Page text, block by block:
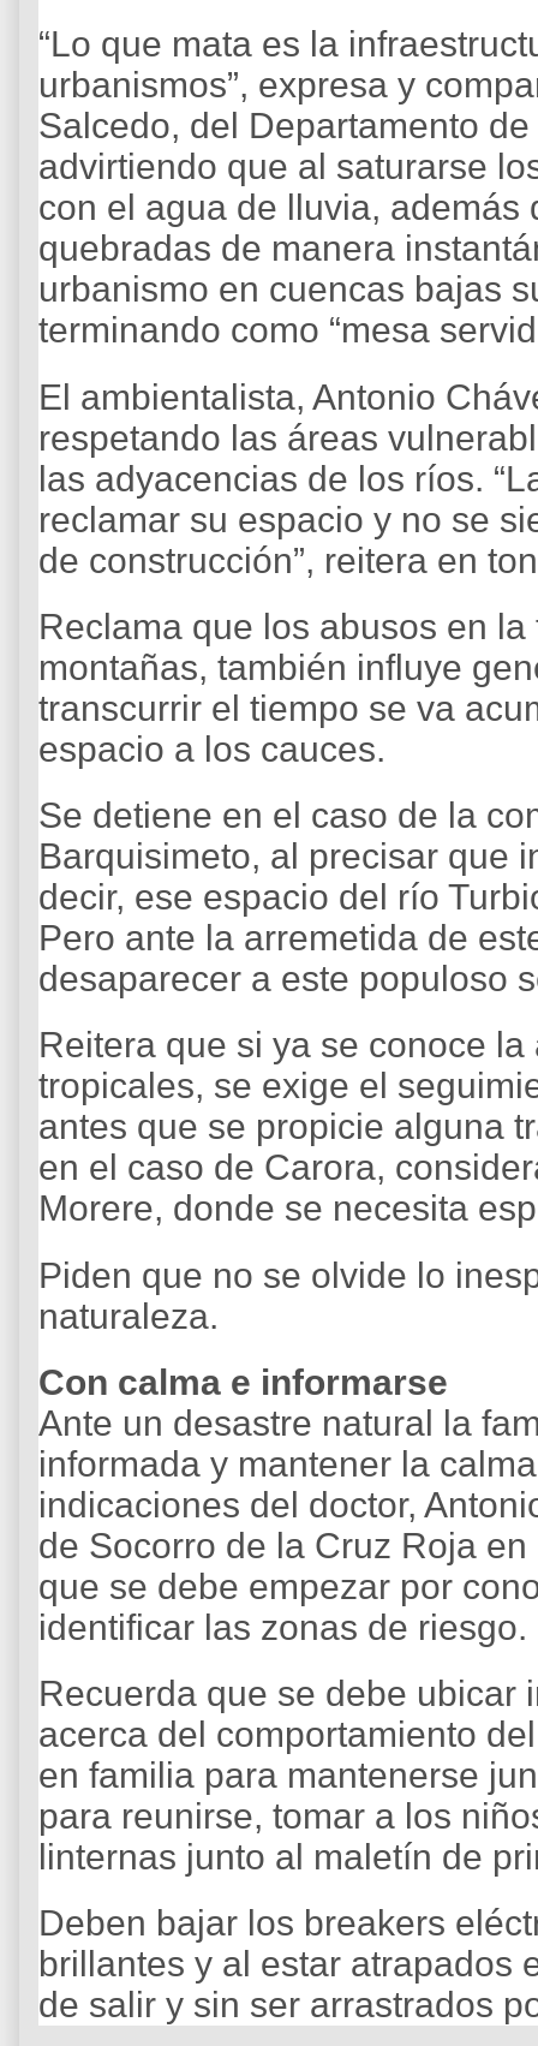
“Lo que mata es la
urbanismos”, expresa y
Salcedo, del Departamento
advirtiendo que al saturarse
con el agua de lluvia, además
quebradas de manera
urbanismo en cuencas bajas
terminando como “mesa
El ambientalista, Antonio
respetando las áreas
las adyacencias de los ríos.
reclamar su espacio y no se
de construcción”, reitera en
Reclama que los abusos en
montañas, también influye
transcurrir el tiempo se va
espacio a los cauces.
Se detiene en el caso de la
Barquisimeto, al precisar que
decir, ese espacio del río
Pero ante la arremetida de
desaparecer a este populoso
Reitera que si ya se conoce
tropicales, se exige el
antes que se propicie alguna
en el caso de Carora,
Morere, donde se necesita
Piden que no se olvide lo
naturaleza.
Con calma e informarse
Ante un desastre natural la
informada y mantener la
indicaciones del doctor,
de Socorro de la Cruz Roja
que se debe empezar por
identificar las zonas de riesgo.
Recuerda que se debe ubicar
acerca del comportamiento
en familia para mantenerse
para reunirse, tomar a los
linternas junto al maletín de
Deben bajar los breakers
brillantes y al estar atrapados
de salir y sin ser arrastrados